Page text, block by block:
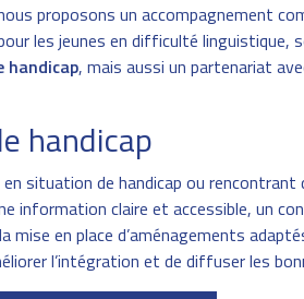
proposons un accompagnement
les jeunes en difficulté linguistique,
handicap, mais aussi un partenariat
handicap
situation de handicap ou
information claire et accessible, un
mise en place d’aménagements
l’intégration et de diffuser les